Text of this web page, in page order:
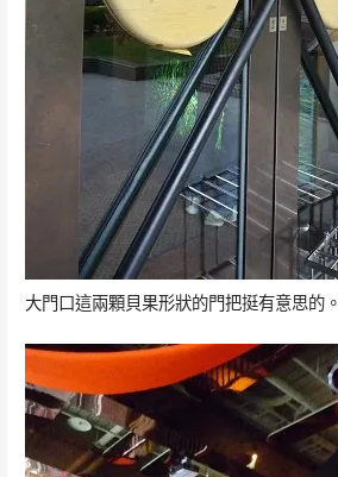
大門口這兩顆貝果形狀的門把挺有意思的。